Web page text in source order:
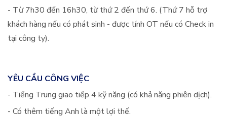
- Từ 7h30 đến 16h30, từ thứ 2 đến thứ 6. (Thứ 7 hỗ trợ
khách hàng nếu có phát sinh - được tính OT nếu có Check in
tại công ty).
YÊU CẦU CÔNG VIỆC
- Tiếng Trung giao tiếp 4 kỹ năng (có khả năng phiên dịch).
- Có thêm tiếng Anh là một lợi thế.